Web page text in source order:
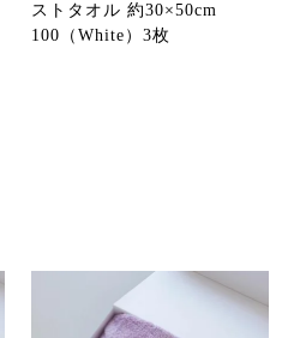
ストタオル 約30×50cm
100（White）3枚